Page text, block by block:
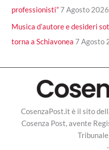
professionisti” 7 Agosto 2026
Musica d’autore e desideri
torna a Schiavonea 7 Agosto
CosenzaPost.it è il sito
Cosenza Post, avente